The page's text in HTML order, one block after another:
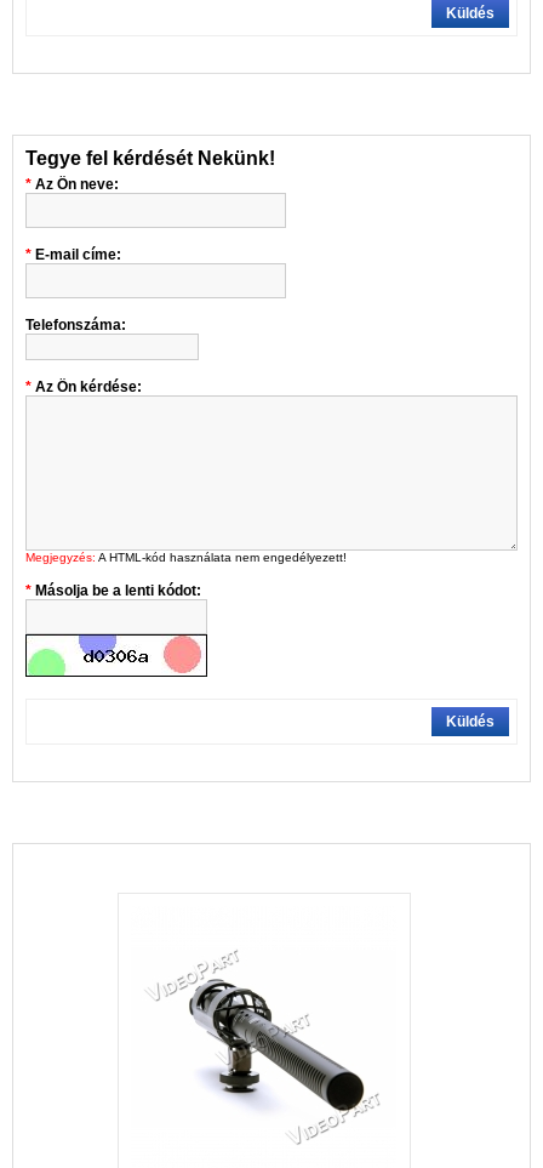
Küldés
Tegye fel kérdését Nekünk!
Az Ön neve:
E-mail címe:
Telefonszáma:
Az Ön kérdése:
Megjegyzés: A HTML-kód használata nem engedélyezett!
Másolja be a lenti kódot:
Küldés